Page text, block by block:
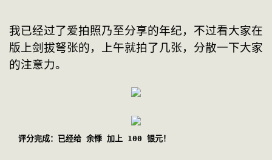
我已经过了爱拍照乃至分享的年纪，不过看大家在
版上剑拔弩张的，上午就拍了几张，分散一下大家
的注意力。
评分完成：已经给 余悸 加上 100 银元！